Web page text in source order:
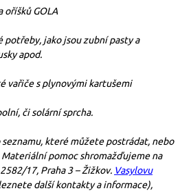
oříšků GOLA
potřeby, jako jsou zubní pasty a
apod.
vařiče s plynovými kartušemi
či solární sprcha.
které můžete postrádat, nebo
pomoc shromažďujeme na
17, Praha 3 – Žižkov. Vasylovu
další kontakty a informace),